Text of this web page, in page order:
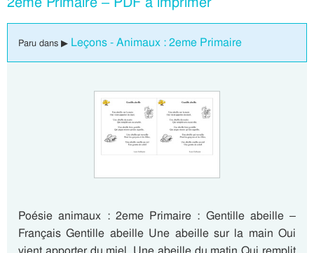
Paru dans ▶ Leçons - Animaux : 2eme Primaire
Poésie animaux : 2eme Primaire : Gentille abeille –
Français Gentille abeille Une abeille sur la main Oui